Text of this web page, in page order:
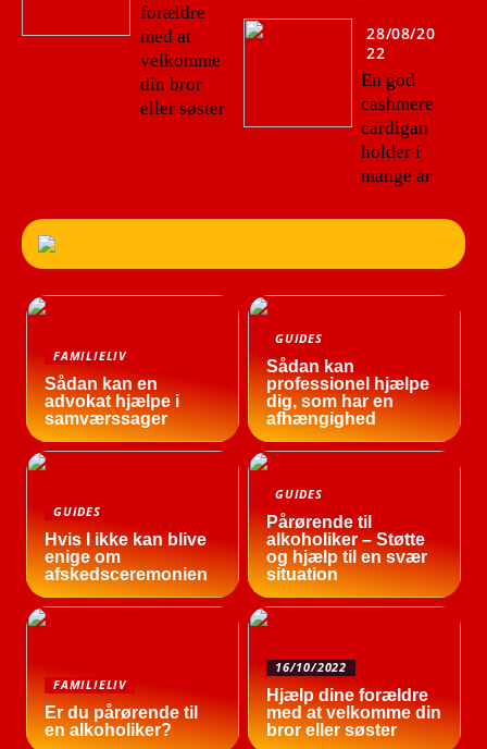
forældre
med at
velkomme
din bror
eller søster
28/08/20
22
En god
cashmere
cardigan
holder i
mange år
FAMILIELIV
Sådan kan en
advokat hjælpe i
samværssager
GUIDES
Sådan kan
professionel hjælpe
dig, som har en
afhængighed
GUIDES
Hvis I ikke kan blive
enige om
afskedsceremonien
GUIDES
Pårørende til
alkoholiker – Støtte
og hjælp til en svær
situation
FAMILIELIV
Er du pårørende til
en alkoholiker?
16/10/2022
Hjælp dine forældre
med at velkomme din
bror eller søster